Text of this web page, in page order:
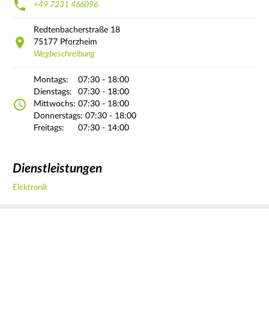
+49 7231 466096
Redtenbacherstraße 18
75177 Pforzheim
Wegbeschreibung
Montags:
07:30 - 18:00
Dienstags:
07:30 - 18:00
Mittwochs: 07:30 - 18:00
Donnerstags: 07:30 - 18:00
Freitags:
07:30 - 14:00
Dienstleistungen
Elektronik